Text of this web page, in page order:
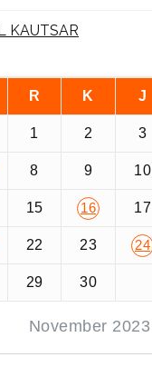
KAUTSAR
November 2023
R K J
1 2 3
8 9 10
15 16 17
22 23 24
29 30